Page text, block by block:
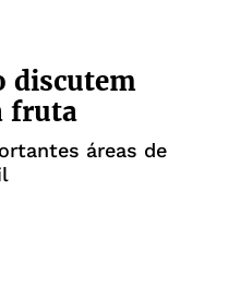
discutem
fruta
áreas de